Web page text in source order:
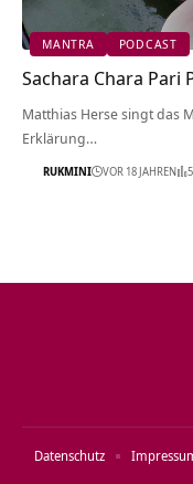
MANTRA PODCAST
Sachara Chara
Matthias Herse singt das
Erklärung…
RUKMINI VOR 18 JAHREN
Datenschutz